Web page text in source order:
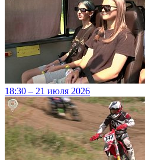
18:30 – 21 июля 2026